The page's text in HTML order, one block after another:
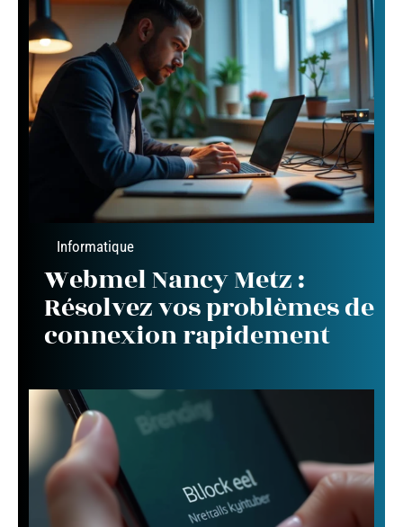
Informatique
Webmel Nancy Metz :
Résolvez vos problèmes de
connexion rapidement